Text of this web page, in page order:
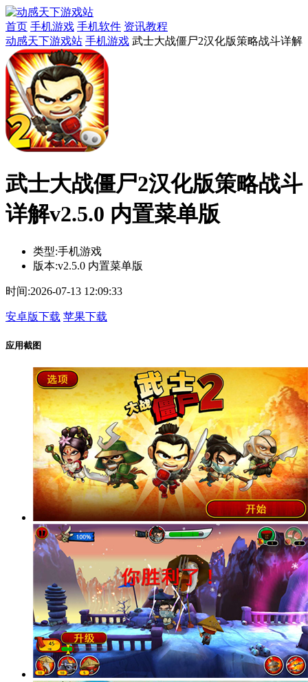
首页 手机游戏 手机软件 资讯教程
动感天下游戏站 手机游戏 武士大战僵尸2汉化版策略战斗详解
武士大战僵尸2汉化版策略战斗
详解v2.5.0 内置菜单版
类型:手机游戏
版本:v2.5.0 内置菜单版
时间:2026-07-13 12:09:33
安卓版下载 苹果下载
应用截图